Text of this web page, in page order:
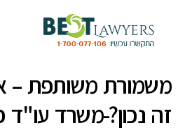
משמורת משותפת –
זה נכון?-משרד עו"ד